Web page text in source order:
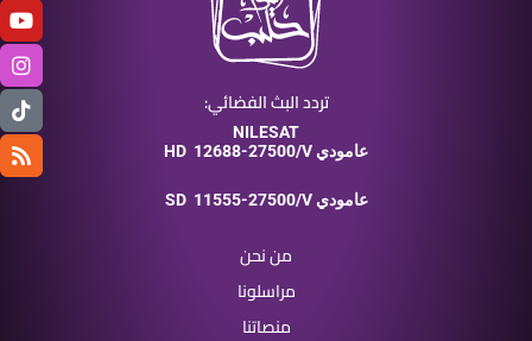
تردد البث الفضائي:
NILESAT
HD
12688-27500/V عامودي
SD 11555-27500/V عامودي
من نحن
مراسلونا
منصاتنا